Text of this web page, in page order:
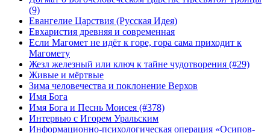
(9)
Евангелие Царствия (Русская Идея)
Евхаристия древняя и современная
Если Магомет не идёт к горе, гора сама приходит к
Магомету
Жезл железный или ключ к тайне чудотворения (#29)
Живые и мёртвые
Зима человечества и поклонение Верхов
Имя Бога
Имя Бога и Песнь Моисея (#378)
Интервью с Игорем Уральским
Информационно-психологическая операция «Осипов-